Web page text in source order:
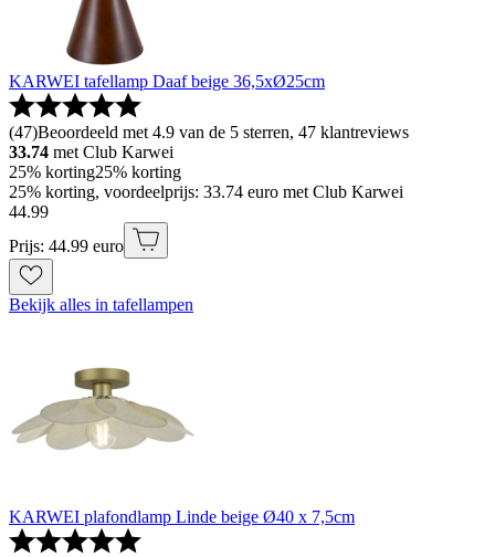
KARWEI tafellamp Daaf beige 36,5xØ25cm
(47)Beoordeeld met 4.9 van de 5 sterren, 47 klantreviews
33.74 met Club Karwei
25% korting25% korting
25% korting, voordeelprijs: 33.74 euro met Club Karwei
44.99
Prijs: 44.99 euro
Bekijk alles in tafellampen
KARWEI plafondlamp Linde beige Ø40 x 7,5cm